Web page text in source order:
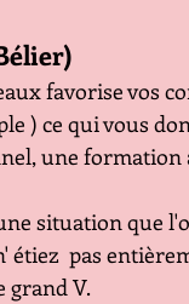
favorise vos
) ce qui vous
une formation
situation que
étiez  pas
grand V.